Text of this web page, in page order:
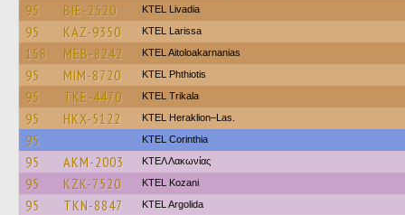
95 BIE-2520 KTEL Livadia
95 KAZ-9350 KTEL Larissa
158 MEB-8242 KTEL Aitoloakarnanias
95 MIM-8720 ΚΤΕL Phthiotis
95 TKE-4470 ΚΤΕL Τrikala
95 HKX-5122 KTEL Heraklion–Las.
95 KTEL Corinthia
95 AKM-2003 ΚΤΕΛ Λακωνίας
95 KZK-7520 ΚΤΕL Kozani
95 TKN-8847 KTEL Argolida